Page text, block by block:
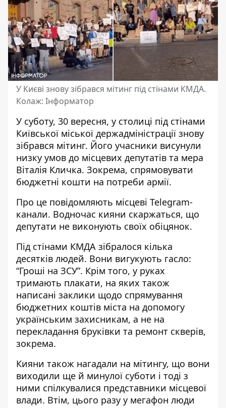
У Києві знову зібрався мітинг під стінами КМДА.
Колаж: Інформатор
У суботу, 30 вересня, у столиці під стінами
Київської міської держадміністрації знову
зібрався мітинг. Його учасники висунули
низку умов до місцевих депутатів та мера
Віталія Кличка. Зокрема, спрямовувати
бюджетні кошти на потреби армії.
Про це повідомляють місцеві Telegram-
канали. Водночас кияни скаржаться, що
депутати не виконують своїх обіцянок.
Під стінами КМДА зібралося кілька
десятків людей. Вони вигукують гасло:
“Гроші на ЗСУ”. Крім того, у руках
тримають плакати, на яких також
написані заклики щодо спрямування
бюджетних коштів міста на допомогу
українським захисникам, а не на
перекладання бруківки та ремонт скверів,
зокрема.
Кияни також нагадали на мітингу, що вони
виходили ще й минулої суботи і тоді з
ними спілкувалися представники місцевої
влади. Втім, цього разу у мегафон люди